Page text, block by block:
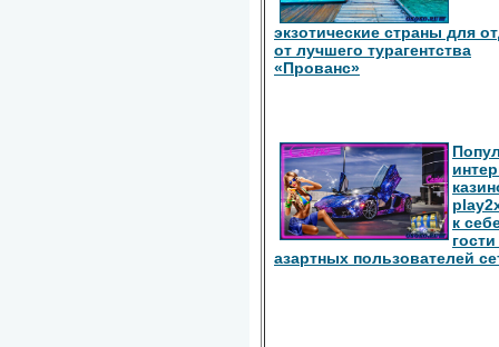
экзотические страны для
от лучшего турагентства
«Прованс»
к
азартных пользователей